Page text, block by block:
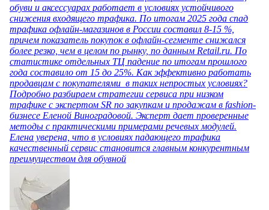
обуви и аксессуарах работает в условиях устойчивого
снижения входящего трафика. По итогам 2025 года спад
трафика офлайн-магазинов в России составил 8-15 %,
причем показатель покупок в офлайн-сегменте снижался
более резко, чем в целом по рынку, по данным Retail.ru. По
статистике отдельных ТЦ падение по итогам прошлого
года составило от 15 до 25%. Как эффективно работать
продавцам с покупателями в таких непростых условиях?
Подробно разбираем стратегии сервиса при низком
трафике с экспертом SR по закупкам и продажам в fashion-
бизнесе Еленой Виноградовой. Эксперт дает проверенные
методы с практическими примерами речевых модулей.
Елена уверена, что в условиях падающего трафика
качественный сервис становится главным конкурентным
преимуществом для обувной